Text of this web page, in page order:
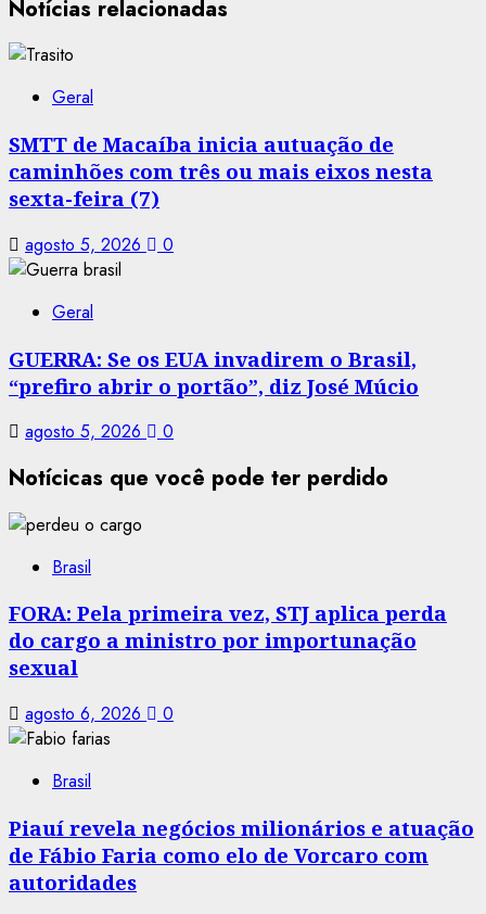
Notícias relacionadas
Geral
SMTT de Macaíba inicia autuação de
caminhões com três ou mais eixos nesta
sexta-feira (7)
agosto 5, 2026 0
Geral
GUERRA: Se os EUA invadirem o Brasil,
“prefiro abrir o portão”, diz José Múcio
agosto 5, 2026 0
Notícicas que você pode ter perdido
Brasil
FORA: Pela primeira vez, STJ aplica perda
do cargo a ministro por importunação
sexual
agosto 6, 2026 0
Brasil
Piauí revela negócios milionários e atuação
de Fábio Faria como elo de Vorcaro com
autoridades